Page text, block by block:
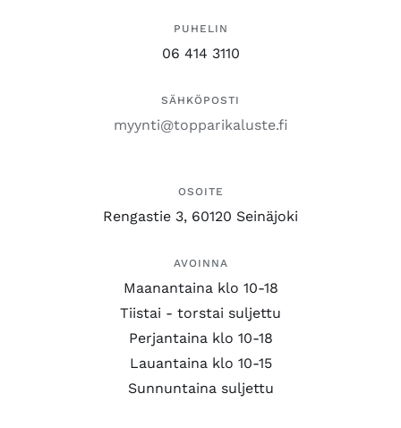
PUHELIN
06 414 3110
SÄHKÖPOSTI
myynti@topparikaluste.fi
OSOITE
Rengastie 3, 60120 Seinäjoki
AVOINNA
Maanantaina klo 10-18
Tiistai - torstai suljettu
Perjantaina klo 10-18
Lauantaina klo 10-15
Sunnuntaina suljettu